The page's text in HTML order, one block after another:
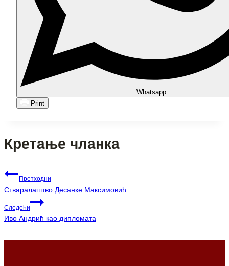
Whatsapp
Print
Кретање чланка
Претходни
Стваралаштво Десанке Максимовић
Следећи
Иво Андрић као дипломата